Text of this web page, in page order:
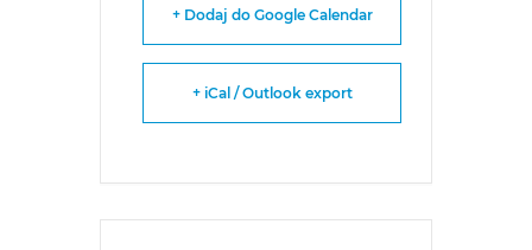
+ Dodaj do Google Calendar
+ iCal / Outlook export